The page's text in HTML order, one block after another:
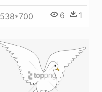
538*700 6 1